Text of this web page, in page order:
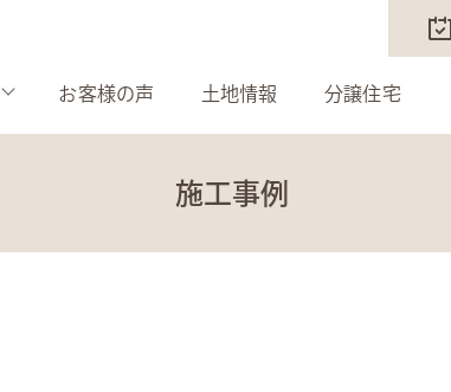
お客様の声 土地情報 分譲住宅
施工事例